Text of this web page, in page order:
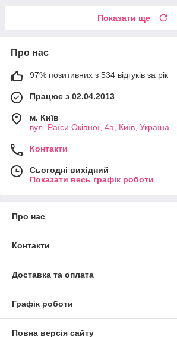
Показати ще
Про нас
97% позитивних з 534 відгуків за рік
Працює з 02.04.2013
м. Київ
вул. Раїси Окіпної, 4а, Київ, Україна
Контакти
Сьогодні вихідний
Показати весь графік роботи
Про нас
Контакти
Доставка та оплата
Графік роботи
Повна версія сайту